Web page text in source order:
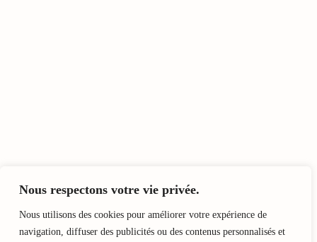
Nous respectons votre vie privée.
Nous utilisons des cookies pour améliorer votre expérience de
navigation, diffuser des publicités ou des contenus personnalisés et